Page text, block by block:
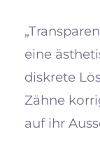
eine
diskrete
Zähne
auf ihr